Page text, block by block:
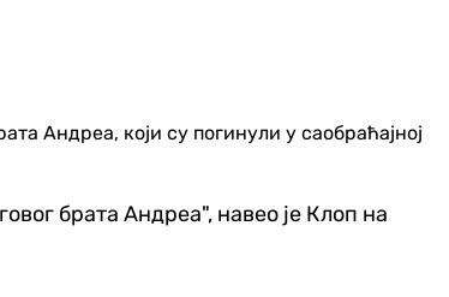
Андреа, који су погинули у саобраћајној
брата Андреа", навео је Клоп на